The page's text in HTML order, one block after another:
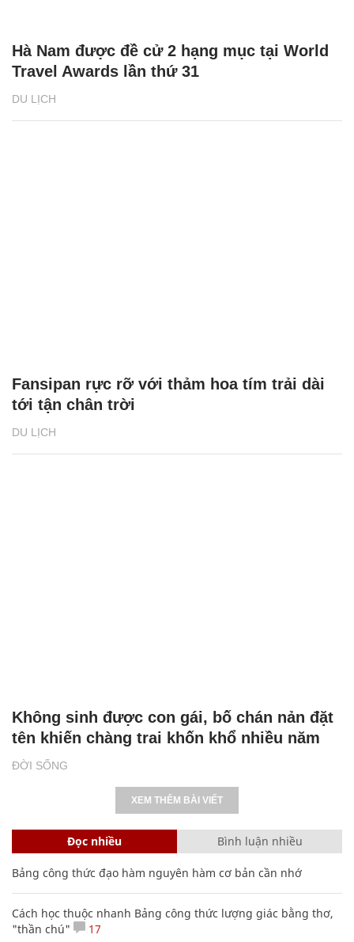
DU LỊCH
Hà Nam được đề cử 2 hạng mục tại World
Travel Awards lần thứ 31
DU LỊCH
Fansipan rực rỡ với thảm hoa tím trải dài
tới tận chân trời
ĐỜI SỐNG
Không sinh được con gái, bố chán nản đặt
tên khiến chàng trai khốn khổ nhiều năm
XEM THÊM BÀI VIẾT
Đọc nhiều Bình luận nhiều
Bảng công thức đạo hàm nguyên hàm cơ bản cần nhớ
Cách học thuộc nhanh Bảng công thức lượng giác bằng thơ,
"thần chú"
17